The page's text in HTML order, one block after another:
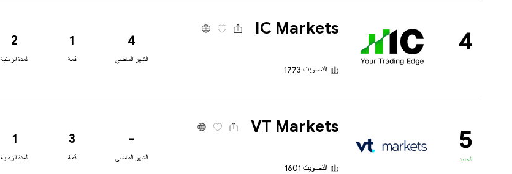
4
IC Markets
التصويت 1773
4
الشهر الماضي
1
قمة
2
المدة الزمنية
5
الجديد
VT Markets
التصويت 1601
-
الشهر الماضي
3
قمة
1
المدة الزمنية